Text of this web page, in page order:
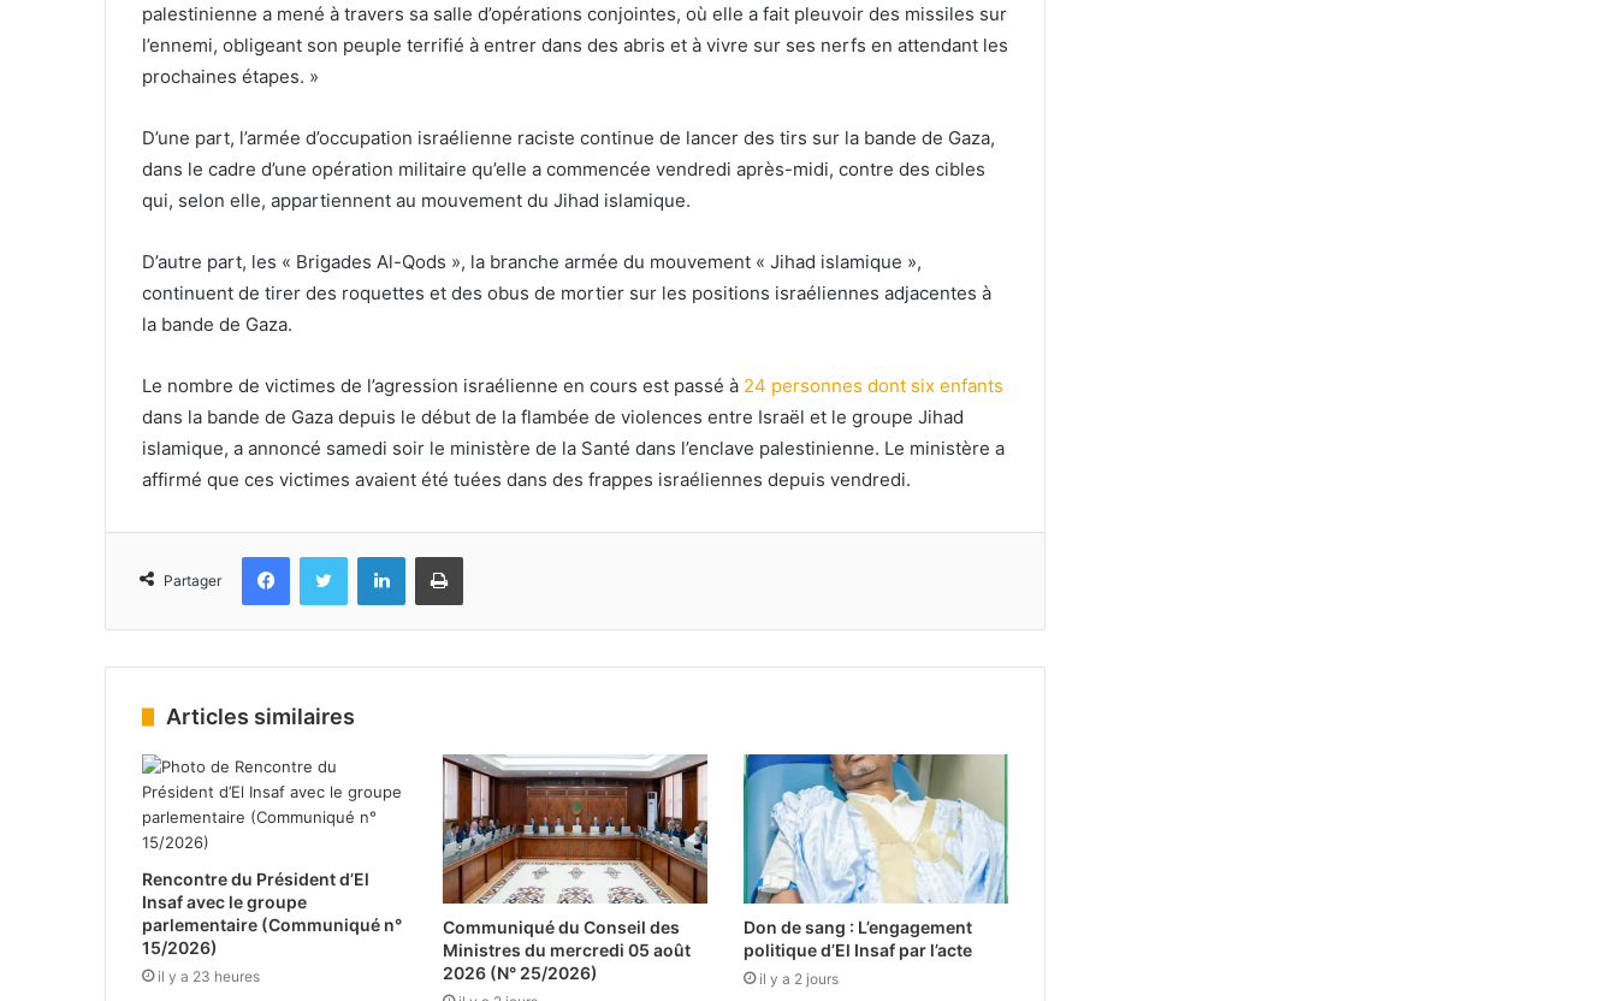
palestinienne a mené à travers sa salle d’opérations conjointes, où elle a fait pleuvoir des missiles sur
l’ennemi, obligeant son peuple terrifié à entrer dans des abris et à vivre sur ses nerfs en attendant les
prochaines étapes. »
D’une part, l’armée d’occupation israélienne raciste continue de lancer des tirs sur la bande de Gaza,
dans le cadre d’une opération militaire qu’elle a commencée vendredi après-midi, contre des cibles
qui, selon elle, appartiennent au mouvement du Jihad islamique.
D’autre part, les « Brigades Al-Qods », la branche armée du mouvement « Jihad islamique »,
continuent de tirer des roquettes et des obus de mortier sur les positions israéliennes adjacentes à
la bande de Gaza.
Le nombre de victimes de l’agression israélienne en cours est passé à 24 personnes dont six enfants
dans la bande de Gaza depuis le début de la flambée de violences entre Israël et le groupe Jihad
islamique, a annoncé samedi soir le ministère de la Santé dans l’enclave palestinienne. Le ministère a
affirmé que ces victimes avaient été tuées dans des frappes israéliennes depuis vendredi.
Partager
FacebookTwitter LinkedinImprimer
Articles similaires
Rencontre du Président d’El
Insaf avec le groupe
parlementaire (Communiqué n°
15/2026)
il y a 23 heures
Communiqué du Conseil des
Ministres du mercredi 05 août
2026 (N° 25/2026)
Don de sang : L’engagement
politique d’El Insaf par l’acte
il y a 2 jours